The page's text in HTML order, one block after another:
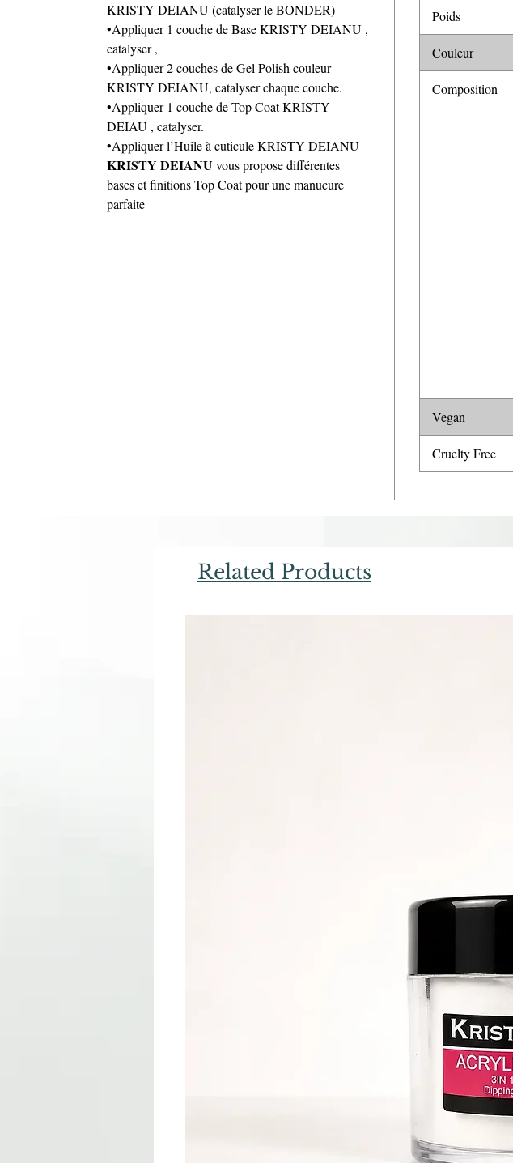
KRISTY DEIANU (catalyser le BONDER)
•Appliquer 1 couche de Base KRISTY DEIANU ,
catalyser ,
•Appliquer 2 couches de Gel Polish couleur
KRISTY DEIANU, catalyser chaque couche.
•Appliquer 1 couche de Top Coat KRISTY
DEIAU , catalyser.
•Appliquer l’Huile à cuticule KRISTY DEIANU
KRISTY DEIANUvous propose différentes
bases et finitions Top Coat pour une manucure
parfaite
Poids
Couleur
Composition
Vegan
Cruelty Free
Related Products